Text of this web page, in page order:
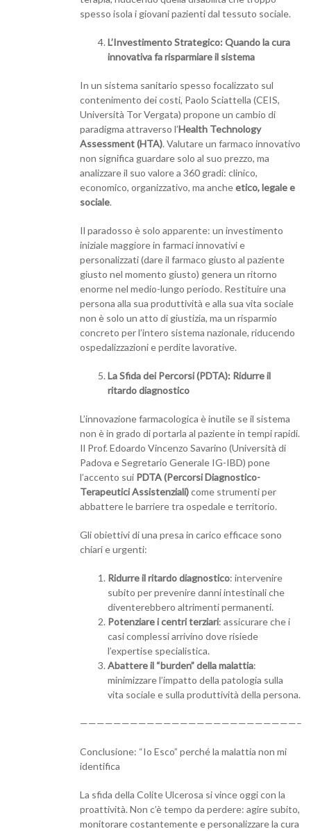
spesso isola i giovani pazienti dal tessuto sociale.
L’Investimento Strategico: Quando la cura
innovativa fa risparmiare il sistema
In un sistema sanitario spesso focalizzato sul
contenimento dei costi, Paolo Sciattella (CEIS,
Università Tor Vergata) propone un cambio di
paradigma attraverso l’Health Technology
Assessment (HTA). Valutare un farmaco innovativo
non significa guardare solo al suo prezzo, ma
analizzare il suo valore a 360 gradi: clinico,
economico, organizzativo, ma ancheetico, legale e
sociale.
Il paradosso è solo apparente: un investimento
iniziale maggiore in farmaci innovativi e
personalizzati (dare il farmaco giusto al paziente
giusto nel momento giusto) genera un ritorno
enorme nel medio-lungo periodo. Restituire una
persona alla sua produttività e alla sua vita sociale
non è solo un atto di giustizia, ma un risparmio
concreto per l’intero sistema nazionale, riducendo
ospedalizzazioni e perdite lavorative.
La Sfida dei Percorsi (PDTA): Ridurre il
ritardo diagnostico
L’innovazione farmacologica è inutile se il sistema
non è in grado di portarla al paziente in tempi rapidi.
Il Prof. Edoardo Vincenzo Savarino (Università di
Padova e Segretario Generale IG-IBD) pone
l’accento sui PDTA (Percorsi Diagnostico-
Terapeutici Assistenziali)come strumenti per
abbattere le barriere tra ospedale e territorio.
Gli obiettivi di una presa in carico efficace sono
chiari e urgenti:
Ridurre il ritardo diagnostico: intervenire
subito per prevenire danni intestinali che
diventerebbero altrimenti permanenti.
Potenziare i centri terziari: assicurare che i
casi complessi arrivino dove risiede
l’expertise specialistica.
Abattere il “burden” della malattia:
minimizzare l’impatto della patologia sulla
vita sociale e sulla produttività della persona.
——————————————————————————–
Conclusione: “Io Esco” perché la malattia non mi
identifica
La sfida della Colite Ulcerosa si vince oggi con la
proattività. Non c’è tempo da perdere: agire subito,
monitorare costantemente e personalizzare la cura